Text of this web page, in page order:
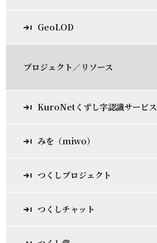
GeoLOD
プロジェクト／リソース
KuroNetくずし字認識サービス
みを（miwo）
つくしプロジェクト
つくしチャット